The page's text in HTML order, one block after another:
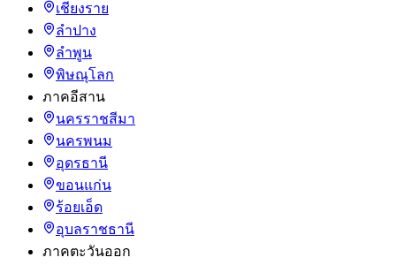
เชียงราย
ลำปาง
ลำพูน
พิษณุโลก
ภาคอีสาน
นครราชสีมา
นครพนม
อุดรธานี
ขอนแก่น
ร้อยเอ็ด
อุบลราชธานี
ภาคตะวันออก